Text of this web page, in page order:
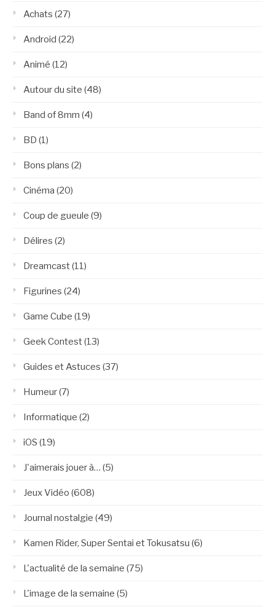
Achats (27)
Android (22)
Animé (12)
Autour du site (48)
Band of 8mm (4)
BD (1)
Bons plans (2)
Cinéma (20)
Coup de gueule (9)
Délires (2)
Dreamcast(11)
Figurines (24)
Game Cube (19)
Geek Contest(13)
Guides et Astuces (37)
Humeur(7)
Informatique (2)
iOS (19)
J'aimerais jouer à… (5)
Jeux Vidéo (608)
Journal nostalgie (49)
Kamen Rider, Super Sentai et Tokusatsu (6)
L'actualité de la semaine (75)
L'image de la semaine (5)